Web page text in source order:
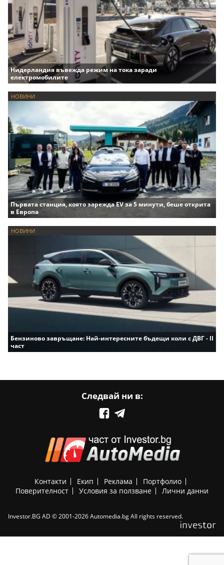
Нидерландия въвежда режим на тока заради
електромобилите
НОВИНИ
Първата станция, която зарежда EV за 5 минути, беше открита
в Европа
НОВИНИ
Бензиново завръщане: Най-интересните бъдещи коли с ДВГ - II
част
Следвай ни в:
Контакти Екип Реклама
Портфолио
Поверителност
Условия за ползване Лични данни
Investor.BG AD © 2001-2026 Automedia.bg All rights reserved.